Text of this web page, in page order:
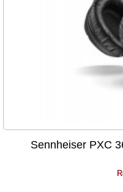
Sennheiser PXC